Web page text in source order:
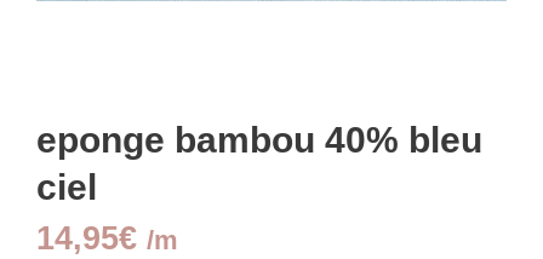
eponge bambou 40% bleu
ciel
14,95€ /m